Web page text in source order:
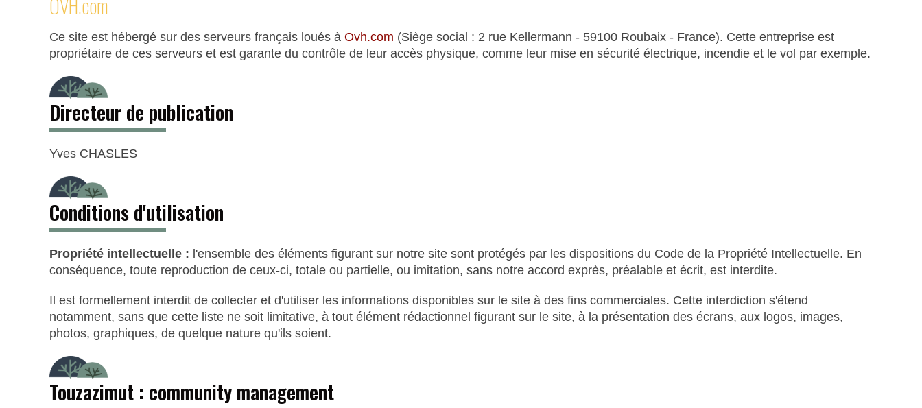
OVH.com
Ce site est hébergé sur des serveurs français loués à Ovh.com (Siège social : 2 rue Kellermann - 59100 Roubaix - France). Cette entreprise est
propriétaire de ces serveurs et est garante du contrôle de leur accès physique, comme leur mise en sécurité électrique, incendie et le vol par exemple.
Directeur de publication
Yves CHASLES
Conditions d'utilisation
Propriété intellectuelle : l'ensemble des éléments figurant sur notre site sont protégés par les dispositions du Code de la Propriété Intellectuelle. En
conséquence, toute reproduction de ceux-ci, totale ou partielle, ou imitation, sans notre accord exprès, préalable et écrit, est interdite.
Il est formellement interdit de collecter et d'utiliser les informations disponibles sur le site à des fins commerciales. Cette interdiction s'étend
notamment, sans que cette liste ne soit limitative, à tout élément rédactionnel figurant sur le site, à la présentation des écrans, aux logos, images,
photos, graphiques, de quelque nature qu'ils soient.
Touzazimut : community management